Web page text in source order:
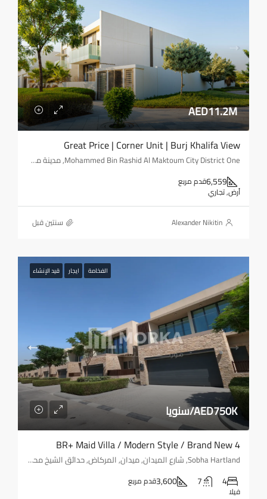
AED11.2M
Great Price | Corner Unit | Burj Khalifa View
Mohammed Bin Rashid Al Maktoum City District One, مدينة محمد بن راشد, المركاض, دبي, الإمارات العربية المتحدة
6,559قدم مربع
أرض, تجاري
Alexander Nikitin ‏سنتين قبل
الفخامة ايجار قيد الإنشاء
AED750K/سنويا
4 BR+ Maid Villa / Modern Style / Brand New
Sobha Hartland, شارع الميدان, ميدان, المركاض, حدائق الشيخ محمد بن راشد/وادي الصفا 1, دبي, الإمارات العربية المتحدة
4
7
3,600قدم مربع
فيلا